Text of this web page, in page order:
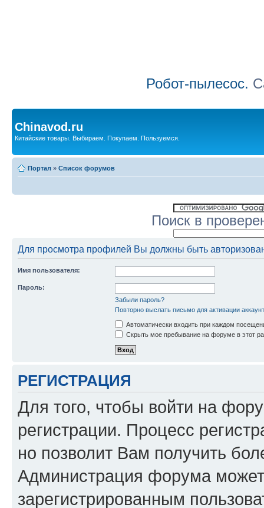
Робот-пылесос.
Chinavod.ru
Китайские товары. Выбираем. Покупаем. Пользуемся.
Портал » Список форумов
Поиск в
Для просмотра профилей Вы должны быть
Имя пользователя:
Пароль:
Забыли пароль?
Повторно выслать письмо для активации
Автоматически входить при каждом
Скрыть мое пребывание на форуме в этот
РЕГИСТРАЦИЯ
Для того, чтобы войти на
регистрации. Процесс
но позволит Вам получить
Администрация форума может
зарегистрированным